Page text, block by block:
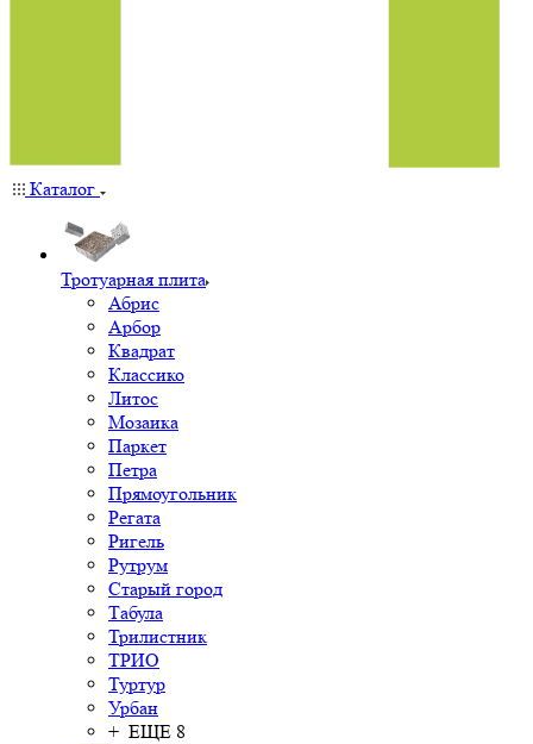
Каталог
Тротуарная плита
Абрис
Арбор
Квадрат
Классико
Литос
Мозаика
Паркет
Петра
Прямоугольник
Регата
Ригель
Рутрум
Старый город
Табула
Трилистник
ТРИО
Туртур
Урбан
+ ЕЩЕ 8